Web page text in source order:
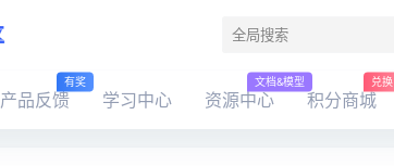
产品反馈
有奖
学习中心 资源中心
文档&模型
积分商城
兑换